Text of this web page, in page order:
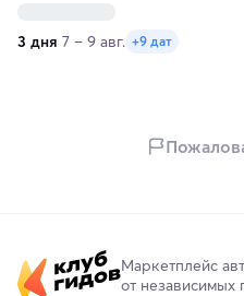
3 дня 7 – 9 авг. +9 дат
Маркетплейс
от независимых